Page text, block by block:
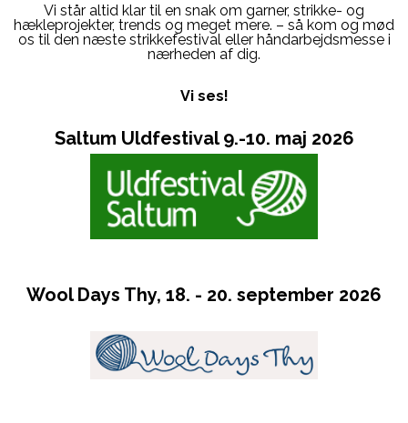
Vi står altid klar til en snak om garner, strikke- og
hækleprojekter, trends og meget mere. – så kom og mød
os til den næste strikkefestival eller håndarbejdsmesse i
nærheden af dig.
Vi ses!
Saltum Uldfestival 9.-10. maj 2026
Wool Days Thy, 18. - 20. september 2026